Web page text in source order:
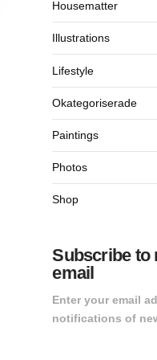
Housematter
Illustrations
Lifestyle
Okategoriserade
Paintings
Photos
Shop
Subscribe to
email
Enter your email
notifications of